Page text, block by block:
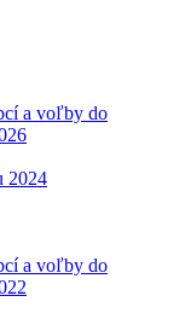
a voľby do
2024
a voľby do